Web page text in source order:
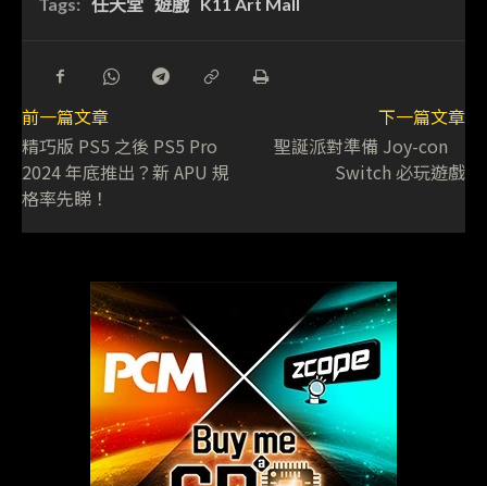
Tags: 任天堂 遊戲 K11 Art Mall
前一篇文章
精巧版 PS5 之後 PS5 Pro
2024 年底推出？新 APU 規
格率先睇！
下一篇文章
聖誕派對準備 Joy-con
Switch 必玩遊戲